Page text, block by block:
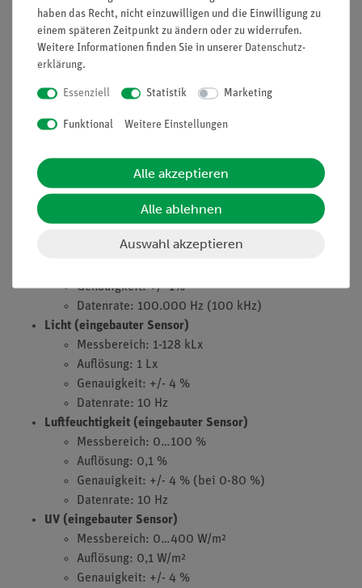
Temperatur: 2 x Thermocouple Typ K (2x
Temperaturfühler inklusive)
Messbereich: -200...1200°C
Auflösung: 0,1°C
Genauigkeit: +/- 3%
Spannung: 1 x Spannungsanschluss 4 mm Buchsen
Auflösung: 20 mV
Genauigkeit: +/- 1%
Datenrate: 100.000 Hz (100 kHz)
Messbereich: -1A…+1A
Genauigkeit: +/- 1%
Datenrate: 100.000 Hz (100 kHz)
Licht (eingebauter Sensor)
Messbereich: 1-128 kLx
Auflösung: 1 Lx
Genauigkeit: +/- 4 %
Datenrate: 10 Hz
Luftfeuchtigkeit (eingebauter Sensor)
Messbereich: 0…100 %
Auflösung: 0,1 %
Genauigkeit: +/- 4 % (bei 0-80 %)
Datenrate: 10 Hz
UV (eingebauter Sensor)
Messbereich: 0…400 W/m²
Auflösung: 0,1 W/m²
Genauigkeit: +/- 4 %
haben das Recht, nicht einzuwilligen und die Einwilligung zu
einem späteren Zeitpunkt zu ändern oder zu widerrufen.
Weitere Informationen finden Sie in unserer Daten­schutz­
erklärung.
Essenziell Statistik Marketing
Funktional Weitere Einstellungen
Alle akzeptieren
Alle ablehnen
Auswahl akzeptieren